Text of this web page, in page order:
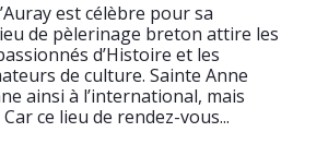
est célèbre pour sa
de pèlerinage breton attire les
d’Histoire et les
de culture. Sainte Anne
ainsi à l’international, mais
ce lieu de rendez-vous...